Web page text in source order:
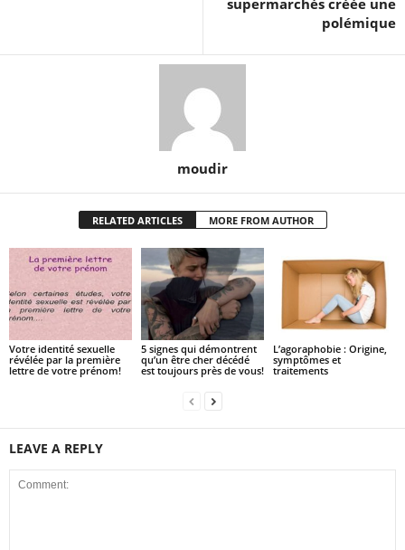
supermarchés créée une
polémique
moudir
RELATED ARTICLES MORE FROM AUTHOR
Votre identité sexuelle
révélée par la première
lettre de votre prénom!
5 signes qui démontrent
qu’un être cher décédé
est toujours près de vous!
L’agoraphobie : Origine,
symptômes et
traitements
LEAVE A REPLY